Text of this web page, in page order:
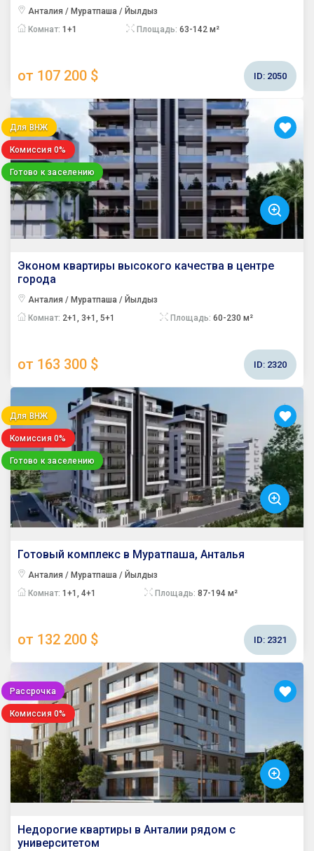
Анталия / Муратпаша / Йылдыз
Комнат: 1+1 Площадь: 63-142 м²
от 107 200 $ ID: 2050
Для ВНЖ
Комиссия 0%
Готово к заселению
Эконом квартиры высокого качества в центре
города
Анталия / Муратпаша / Йылдыз
Комнат: 2+1, 3+1, 5+1 Площадь: 60-230 м²
от 163 300 $ ID: 2320
Для ВНЖ
Комиссия 0%
Готово к заселению
Готовый комплекс в Муратпаша, Анталья
Анталия / Муратпаша / Йылдыз
Комнат: 1+1, 4+1 Площадь: 87-194 м²
от 132 200 $ ID: 2321
Рассрочка
Комиссия 0%
Недорогие квартиры в Анталии рядом с
университетом